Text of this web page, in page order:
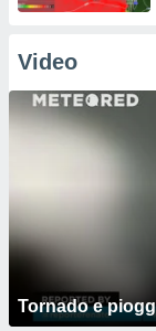
Video
Tornado e